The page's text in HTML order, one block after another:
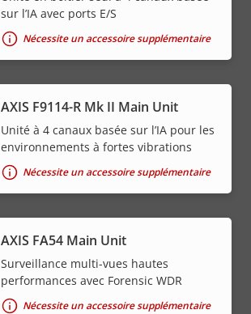
sur l’IA avec ports E/S
Nécessite un accessoire supplémentaire
AXIS F9114-R Mk II Main Unit
Unité à 4 canaux basée sur l’IA pour les
environnements à fortes vibrations
Nécessite un accessoire supplémentaire
AXIS FA54 Main Unit
Surveillance multi-vues hautes
performances avec Forensic WDR
Nécessite un accessoire supplémentaire